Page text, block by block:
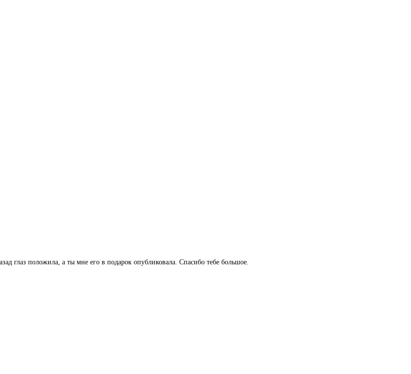
глаз положила, а ты мне его в подарок опубликовала. Спасибо тебе большое.